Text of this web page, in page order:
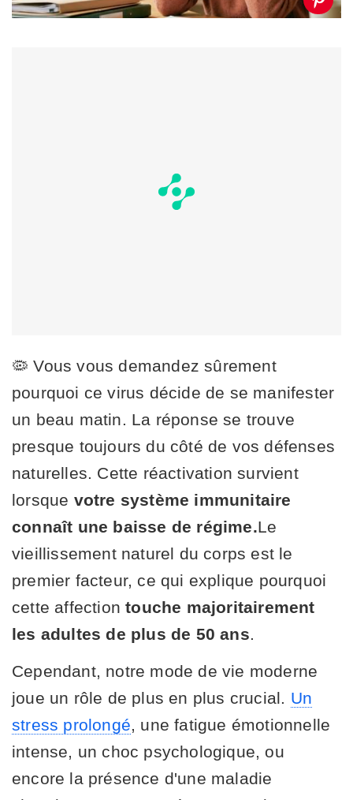
🦠 Vous vous demandez sûrement
pourquoi ce virus décide de se manifester
un beau matin. La réponse se trouve
presque toujours du côté de vos défenses
naturelles. Cette réactivation survient
lorsque votre système immunitaire
connaît une baisse de régime.Le
vieillissement naturel du corps est le
premier facteur, ce qui explique pourquoi
cette affectiontouche majoritairement
les adultes de plus de 50 ans.
Cependant, notre mode de vie moderne
joue un rôle de plus en plus crucial. Un
stress prolongé, une fatigue émotionnelle
intense, un choc psychologique, ou
encore la présence d'une maladie